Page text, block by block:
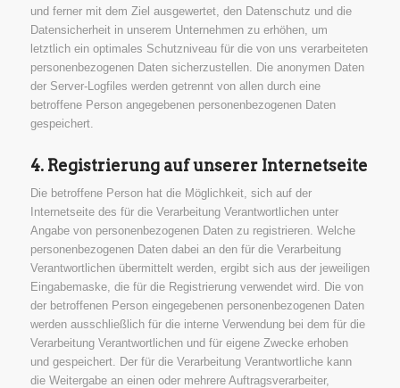
und ferner mit dem Ziel ausgewertet, den Datenschutz und die
Datensicherheit in unserem Unternehmen zu erhöhen, um
letztlich ein optimales Schutzniveau für die von uns verarbeiteten
personenbezogenen Daten sicherzustellen. Die anonymen Daten
der Server-Logfiles werden getrennt von allen durch eine
betroffene Person angegebenen personenbezogenen Daten
gespeichert.
4. Registrierung auf unserer Internetseite
Die betroffene Person hat die Möglichkeit, sich auf der
Internetseite des für die Verarbeitung Verantwortlichen unter
Angabe von personenbezogenen Daten zu registrieren. Welche
personenbezogenen Daten dabei an den für die Verarbeitung
Verantwortlichen übermittelt werden, ergibt sich aus der jeweiligen
Eingabemaske, die für die Registrierung verwendet wird. Die von
der betroffenen Person eingegebenen personenbezogenen Daten
werden ausschließlich für die interne Verwendung bei dem für die
Verarbeitung Verantwortlichen und für eigene Zwecke erhoben
und gespeichert. Der für die Verarbeitung Verantwortliche kann
die Weitergabe an einen oder mehrere Auftragsverarbeiter,